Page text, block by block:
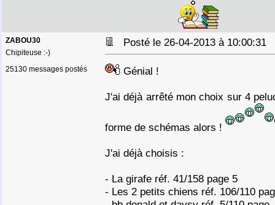
ZABOU30
Chipiteuse :-)
25130 messages postés
Posté le 26-04-2013 à 10:00:31
Génial !
J'ai déjà arrêté mon choix sur 4
forme de schémas alors !
J'ai déjà choisis :
- La girafe réf. 41/158 page 5
- Les 2 petits chiens réf. 106/110